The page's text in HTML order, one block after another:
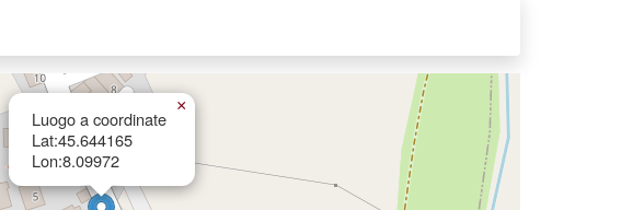
Luogo a coordinate
Lat:45.644165
Lon:8.09972
×